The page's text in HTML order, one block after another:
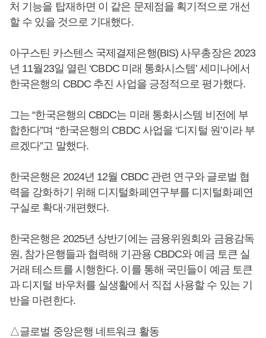
처 기능을 탑재하면 이 같은 문제점을 획기적으로 개선
할 수 있을 것으로 기대했다.
아구스틴 카스텐스 국제결제은행(BIS) 사무총장은 2023
년 11월23일 열린 ‘CBDC 미래 통화시스템’ 세미나에서
한국은행의 CBDC 추진 사업을 긍정적으로 평가했다.
그는 “한국은행의 CBDC는 미래 통화시스템 비전에 부
합한다”며 “한국은행의 CBDC 사업을 ‘디지털 원’이라 부
르겠다”고 말했다.
한국은행은 2024년 12월 CBDC 관련 연구와 글로벌 협
력을 강화하기 위해 디지털화폐연구부를 디지털화폐연
구실로 확대·개편했다.
한국은행은 2025년 상반기에는 금융위원회와 금융감독
원, 참가은행들과 협력해 기관용 CBDC와 예금 토큰 실
거래 테스트를 시행한다. 이를 통해 국민들이 예금 토큰
과 디지털 바우처를 실생활에서 직접 사용할 수 있는 기
반을 마련한다.
△글로벌 중앙은행 네트워크 활동